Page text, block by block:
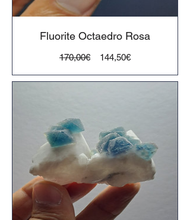
Fluorite Octaedro Rosa
170,00€
Preço
144,50€Preço